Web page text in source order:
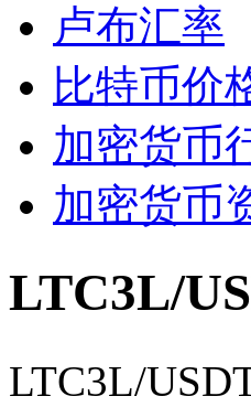
卢布汇率
比特币价
加密货币
加密货币
LTC3L/
LTC3L/